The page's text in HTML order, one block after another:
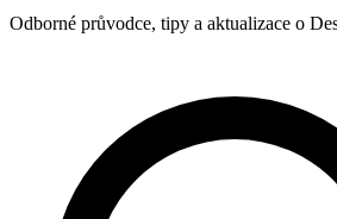
Odborné průvodce, tipy a aktualizace o